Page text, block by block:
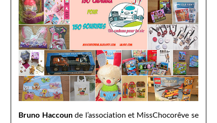
Bruno Haccounde l’association et MissChocorêve se